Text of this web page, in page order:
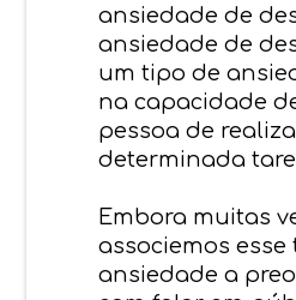
ansiedade de
ansiedade de
um tipo de
na capacidade
pessoa de
determinada
Embora muitas
associemos esse
ansiedade a